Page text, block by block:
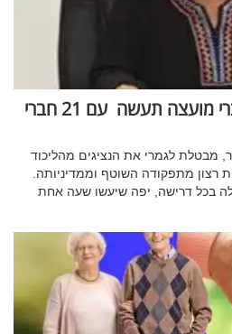
מה שעשתה עם 18 חברי מועצה תעשה עם 21 חברי
מבטלת לגמרי את הנציגים מהליכוד
רצון מתפקודה השוטף וממדיניותה.
לה בכל דרישה, יפה שיעשו שעה אחת